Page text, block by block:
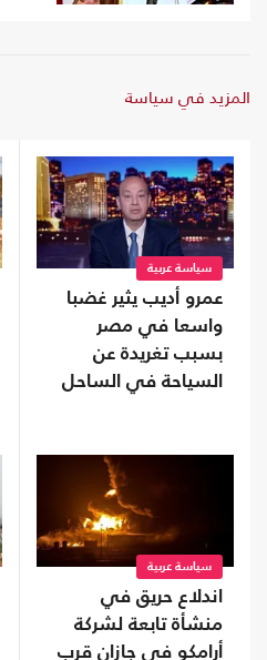
المزيد في سياسة
سياسة عربية
عمرو أديب يثير غضبا
واسعا في مصر
بسبب تغريدة عن
السياحة في الساحل
سياسة عربية
اندلاع حريق في
منشأة تابعة لشركة
أرامكو في جازان قرب